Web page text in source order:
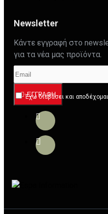
Newsletter
Κάντε εγγραφή στο
για τα νέα μας προϊόντα.
ΕΓΓΡΑΦΉ
Έχω διαβάσει και